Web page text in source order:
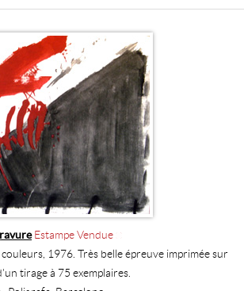
Estampe Vendue
1976. Très belle épreuve imprimée sur
tirage à 75 exemplaires.